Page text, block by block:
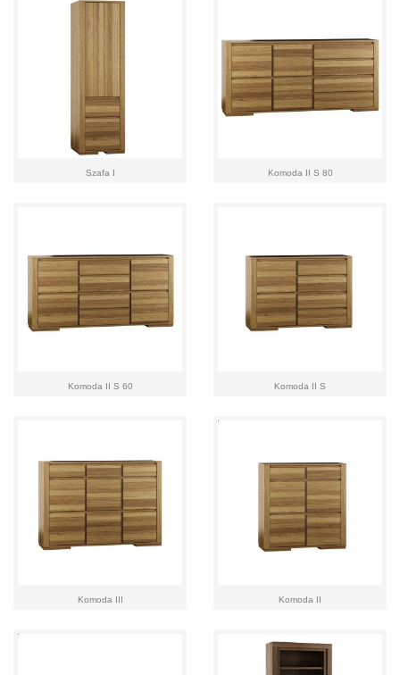
Szafa I Komoda II S 80
Komoda II S 60 Komoda II S
Komoda III Komoda II